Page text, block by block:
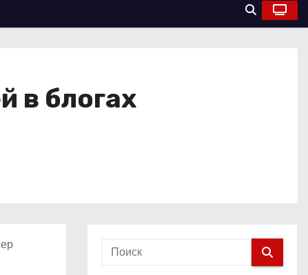
в блогах